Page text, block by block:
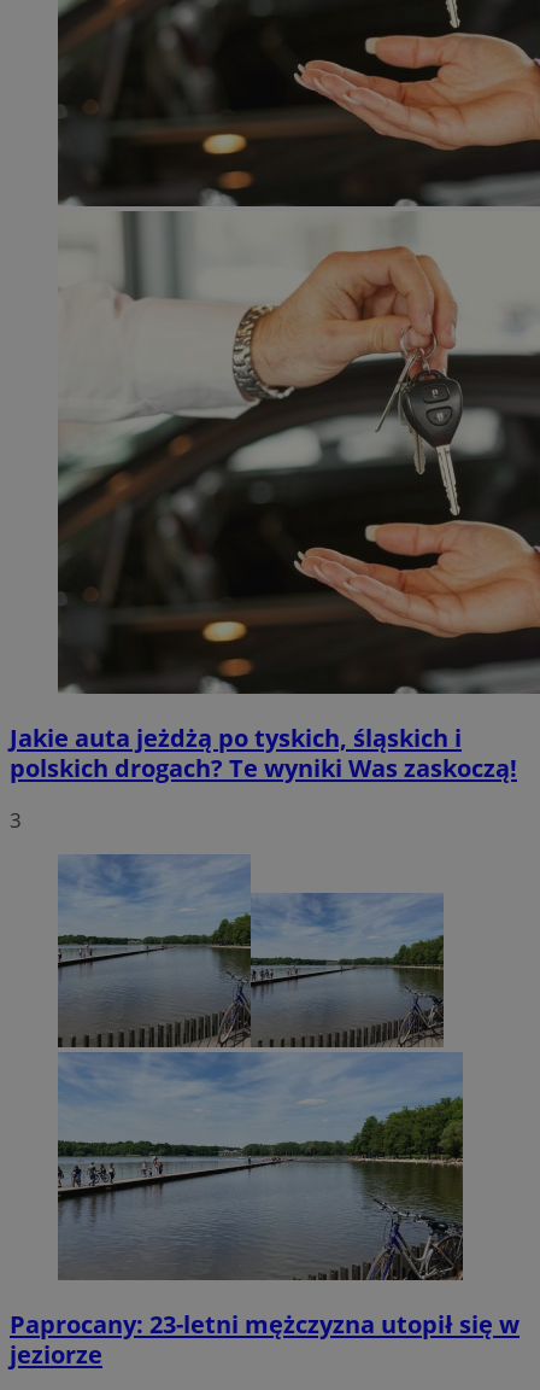
Jakie auta jeżdżą po tyskich, śląskich i
polskich drogach? Te wyniki Was zaskoczą!
3
Paprocany: 23-letni mężczyzna utopił się w
jeziorze